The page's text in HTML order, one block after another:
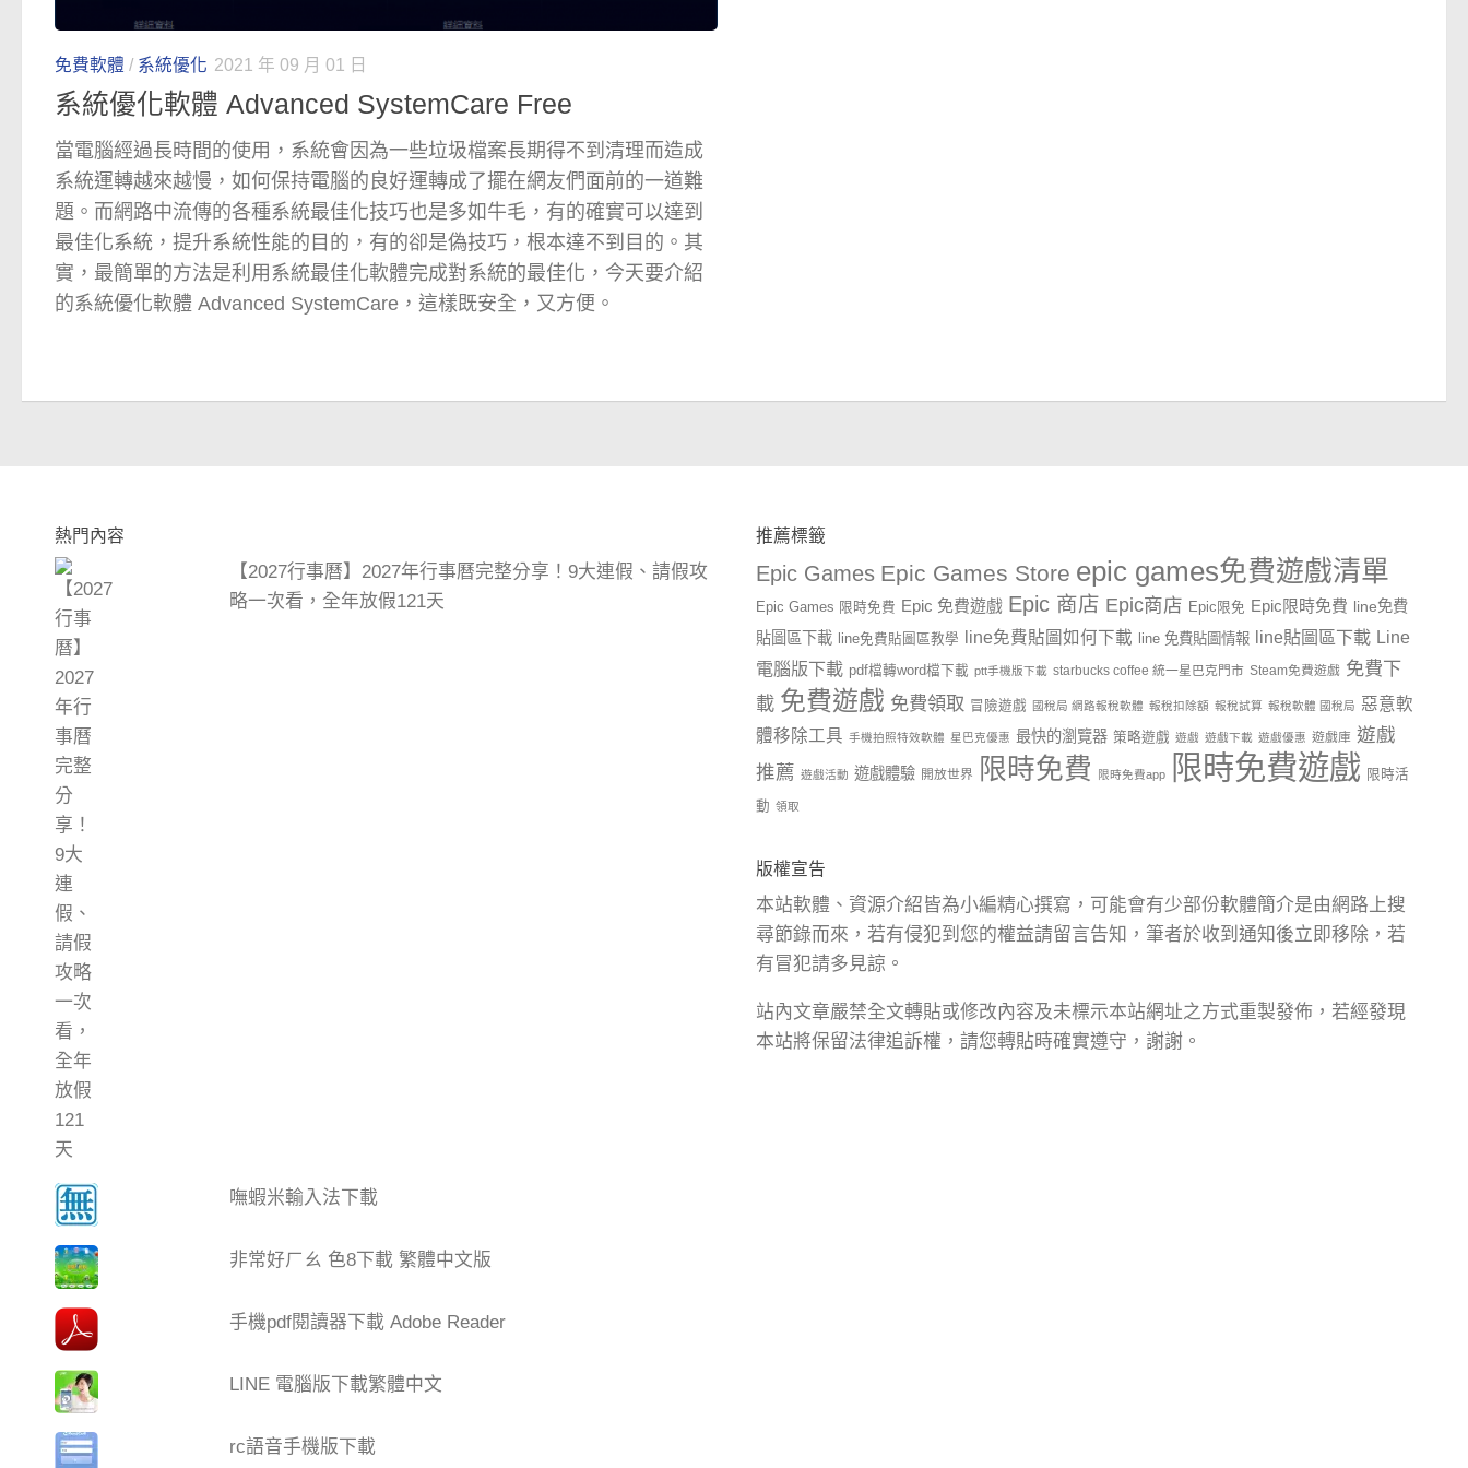
免費軟體 / 系統優化 2021 年 09 月 01 日
系統優化軟體 Advanced SystemCare Free
當電腦經過長時間的使用，系統會因為一些垃圾檔案長期得不到清理而造成
系統運轉越來越慢，如何保持電腦的良好運轉成了擺在網友們面前的一道難
題。而網路中流傳的各種系統最佳化技巧也是多如牛毛，有的確實可以達到
最佳化系統，提升系統性能的目的，有的卻是偽技巧，根本達不到目的。其
實，最簡單的方法是利用系統最佳化軟體完成對系統的最佳化，今天要介紹
的系統優化軟體 Advanced SystemCare，這樣既安全，又方便。
熱門內容
【2027行事曆】2027年行事曆完整分享！9大連假、請假攻
略一次看，全年放假121天
嘸蝦米輸入法下載
非常好ㄏㄠ 色8下載 繁體中文版
手機pdf閱讀器下載 Adobe Reader
LINE 電腦版下載繁體中文
rc語音手機版下載
推薦標籤
Epic Games Epic Games Store epic games免費遊戲清單
Epic Games 限時免費 Epic 免費遊戲 Epic 商店 Epic商店 Epic限免 Epic限時免費 line免費
貼圖區下載
line免費貼圖區教學 line免費貼圖如何下載 line 免費貼圖情報 line貼圖區下載 Line
電腦版下載 pdf檔轉word檔下載 ptt手機版下載 starbucks coffee 統一星巴克門市 Steam免費遊戲 免費下
載 免費遊戲 免費領取 冒險遊戲 國稅局 網路報稅軟體 報稅扣除額 報稅試算 報稅軟體 國稅局 惡意軟
體移除工具 手機拍照特效軟體 星巴克優惠 最快的瀏覽器 策略遊戲 遊戲 遊戲下載 遊戲優惠 遊戲庫 遊戲
推薦 遊戲活動 遊戲體驗 開放世界 限時免費 限時免費app 限時免費遊戲 限時活
動 領取
版權宣告
本站軟體、資源介紹皆為小編精心撰寫，可能會有少部份軟體簡介是由網路上搜
尋節錄而來，若有侵犯到您的權益請留言告知，筆者於收到通知後立即移除，若
有冒犯請多見諒。
站內文章嚴禁全文轉貼或修改內容及未標示本站網址之方式重製發佈，若經發現
本站將保留法律追訴權，請您轉貼時確實遵守，謝謝。